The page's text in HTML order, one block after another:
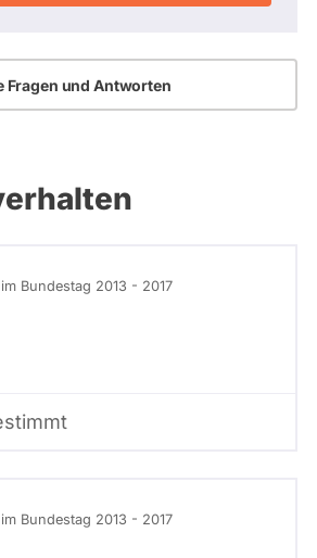
Fragen und Antworten
Bundestag 2013 - 2017
Bundestag 2013 - 2017